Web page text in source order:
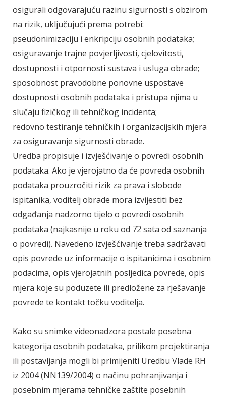
osigurali odgovarajuću razinu sigurnosti s obzirom
na rizik, uključujući prema potrebi:
pseudonimizaciju i enkripciju osobnih podataka;
osiguravanje trajne povjerljivosti, cjelovitosti,
dostupnosti i otpornosti sustava i usluga obrade;
sposobnost pravodobne ponovne uspostave
dostupnosti osobnih podataka i pristupa njima u
slučaju fizičkog ili tehničkog incidenta;
redovno testiranje tehničkih i organizacijskih mjera
za osiguravanje sigurnosti obrade.
Uredba propisuje i izvješćivanje o povredi osobnih
podataka. Ako je vjerojatno da će povreda osobnih
podataka prouzročiti rizik za prava i slobode
ispitanika, voditelj obrade mora izvijestiti bez
odgađanja nadzorno tijelo o povredi osobnih
podataka (najkasnije u roku od 72 sata od saznanja
o povredi). Navedeno izvješćivanje treba sadržavati
opis povrede uz informacije o ispitanicima i osobnim
podacima, opis vjerojatnih posljedica povrede, opis
mjera koje su poduzete ili predložene za rješavanje
povrede te kontakt točku voditelja.
Kako su snimke videonadzora postale posebna
kategorija osobnih podataka, prilikom projektiranja
ili postavljanja mogli bi primijeniti Uredbu Vlade RH
iz 2004 (NN139/2004) o načinu pohranjivanja i
posebnim mjerama tehničke zaštite posebnih